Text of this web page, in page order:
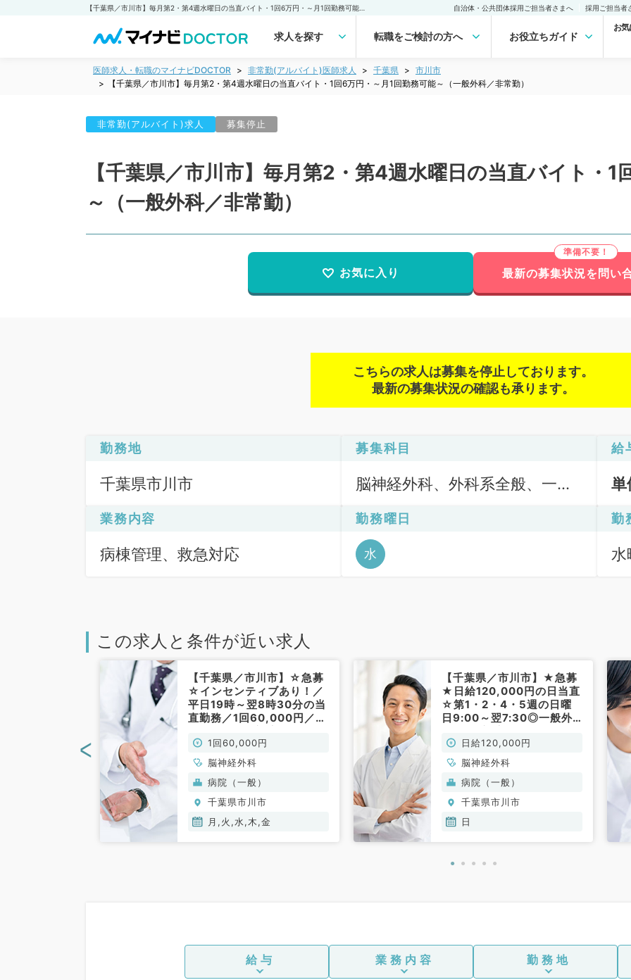
自治体・公共団体採用ご担当者さまへ 採用ご担当者
求人を探す 転職をご検討の方へ お役立ちガイド
お
医師求人・転職のマイナビDOCTOR 非常勤(アルバイト)医師求人 千葉県
市川市
【千葉県／市川市】毎月第2・第4週水曜日の当直バイト・1回6万円・～月1回勤務可能～（一般外科／非常勤）
非常勤(アルバイト)求人 募集停止
【千葉県／市川市】毎月第2・第4週水曜日の当直バイト・1
～（一般外科／非常勤）
お気に入り 最新の募集状況を問い
こちらの求人は募集を停止しております。
最新の募集状況の確認も承ります。
勤務地
千葉県市川市
募集科目
脳神経外科、外科系全般、一般
給
業務内容
病棟管理、救急対応
勤務曜日
水
勤
この求人と条件が近い求人
【千葉県／市川市】☆急募
☆インセンティブあり！／
平日19時～翌8時30分の当
直勤務／1回60,000円／一
です／二次救急病院（脳神
経外科／非常勤）
1回60,000円
脳神経外科
病院（一般）
千葉県市川市
月,火,水,木,金
【千葉県／市川市】★急募
★日給120,000円の日当直
☆第1・2・4・5週の日曜
日9:00～翌7:30◎一般外
す（脳神経外科／非常勤）
日給120,000円
脳神経外科
病院（一般）
千葉県市川市
日
<
給与 業務内容 勤務地